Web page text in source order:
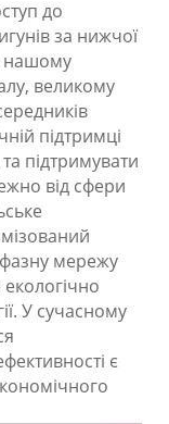
до
за нижчої
нашому
великому
підтримці
підтримувати
від сфери
мережу
У сучасному
є